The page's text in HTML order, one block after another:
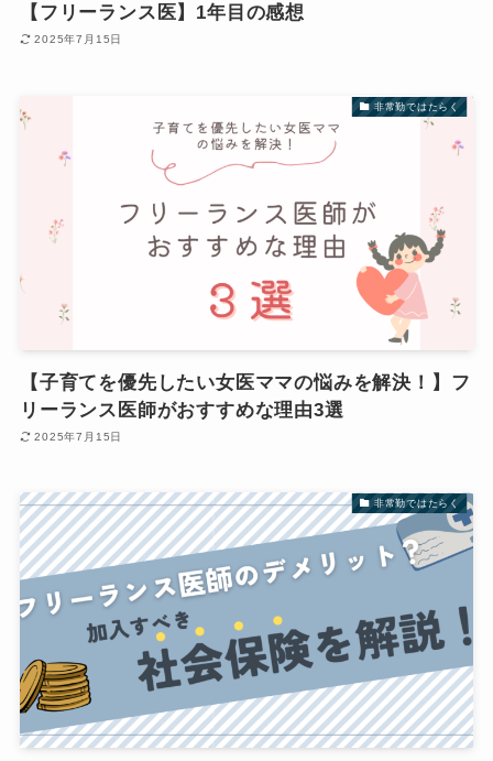
【フリーランス医】1年目の感想
2025年7月15日
非常勤ではたらく
【子育てを優先したい女医ママの悩みを解決！】フ
リーランス医師がおすすめな理由3選
2025年7月15日
非常勤ではたらく